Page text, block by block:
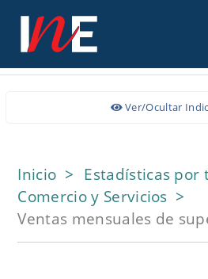
Ver/Ocultar
Inicio
Estadísticas por
Comercio y Servicios
Ventas mensuales de